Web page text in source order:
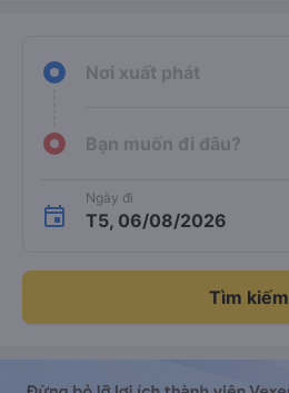
Nơi xuất phát
Bạn muốn đi đâu?
Ngày đi
T5, 06/08/2026
Tìm kiếm